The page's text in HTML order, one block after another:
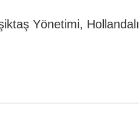
Yönetimi, Hollandalı